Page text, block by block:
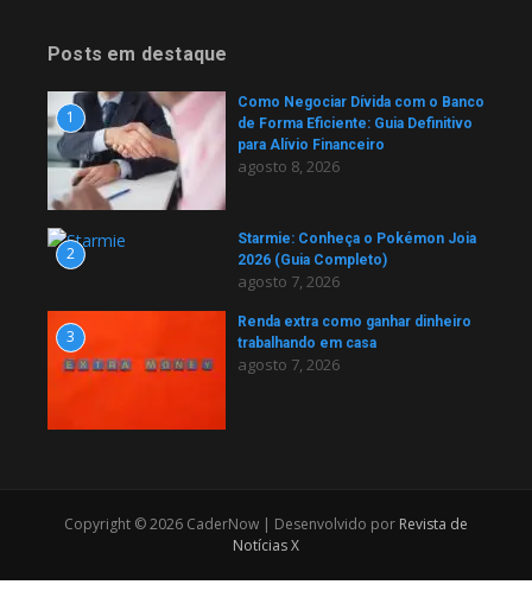
Posts em destaque
1
Como Negociar Dívida com o Banco
de Forma Eficiente: Guia Definitivo
para Alívio Financeiro
agosto 8, 2026
2
Starmie: Conheça o Pokémon Joia
2026 (Guia Completo)
agosto 7, 2026
3
Renda extra como ganhar dinheiro
trabalhando em casa
agosto 7, 2026
Copyright © 2026 CaderNow | Desenvolvido por Revista de
Notícias X